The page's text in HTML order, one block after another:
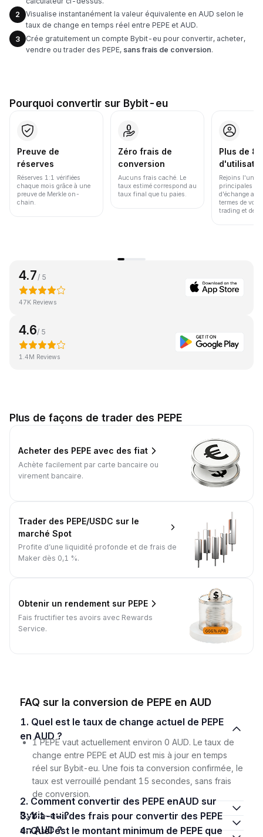
2
Visualise instantanément la valeur équivalente en AUD selon le
taux de change en temps réel entre PEPE et AUD.
3
Crée gratuitement un compte Bybit-eu pour convertir, acheter,
vendre ou trader des PEPE, sans frais de conversion.
Pourquoi convertir sur Bybit-eu
Preuve de
réserves
Réserves 1:1 vérifiées
chaque mois grâce à une
preuve de Merkle on-
chain.
Zéro frais de
conversion
Aucuns frais caché. Le
taux estimé correspond au
taux final que tu paies.
Plus de
Rejoins l'une
principales
d'échange au
termes de
trading et de
4.7 / 5
47K Reviews
4.6/ 5
1.4M Reviews
Plus de façons de trader des PEPE
Acheter des PEPE avec des fiat
Achète facilement par carte bancaire ou
virement bancaire.
Trader des PEPE/USDC sur le
marché Spot
Profite d’une liquidité profonde et de frais de
Maker dès 0,1 %.
Obtenir un rendement sur PEPE
Fais fructifier tes avoirs avec Rewards
Service.
FAQ sur la conversion de PEPE en AUD
1. Quel est le taux de change actuel de PEPE
en AUD ?
1 PEPE vaut actuellement environ 0 AUD. Le taux de
change entre PEPE et AUD est mis à jour en temps
réel sur Bybit-eu. Une fois ta conversion confirmée, le
taux est verrouillé pendant 15 secondes, sans frais
de conversion.
2. Comment convertir des PEPE enAUD sur
Bybit-eu ?
3. Y a-t-il des frais pour convertir des PEPE
en AUD ?
4. Quel est le montant minimum de PEPE que